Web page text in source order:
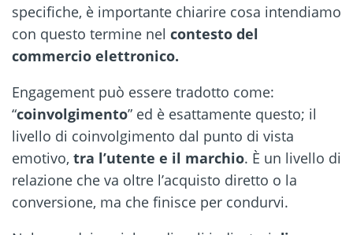
specifiche, è importante chiarire cosa intendiamo
con questo termine nel contesto del
commercio elettronico.
Engagement può essere tradotto come:
“coinvolgimento” ed è esattamente questo; il
livello di coinvolgimento dal punto di vista
emotivo, tra l’utente e il marchio. È un livello di
relazione che va oltre l’acquisto diretto o la
conversione, ma che finisce per condurvi.